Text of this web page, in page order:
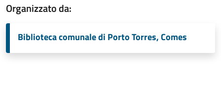
Organizzato da:
Biblioteca comunale di Porto Torres, Comes